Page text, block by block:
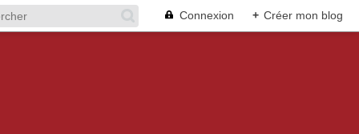
Connexion + Créer mon blog